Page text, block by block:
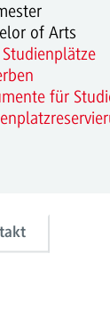
of Arts
Studienplätze
für